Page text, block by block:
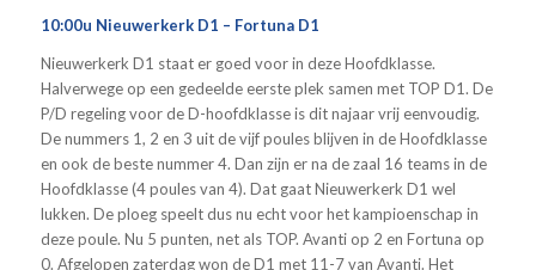
10:00u Nieuwerkerk D1 – Fortuna D1
Nieuwerkerk D1 staat er goed voor in deze Hoofdklasse.
Halverwege op een gedeelde eerste plek samen met TOP D1. De
P/D regeling voor de D-hoofdklasse is dit najaar vrij eenvoudig.
De nummers 1, 2 en 3 uit de vijf poules blijven in de Hoofdklasse
en ook de beste nummer 4. Dan zijn er na de zaal 16 teams in de
Hoofdklasse (4 poules van 4). Dat gaat Nieuwerkerk D1 wel
lukken. De ploeg speelt dus nu echt voor het kampioenschap in
deze poule. Nu 5 punten, net als TOP. Avanti op 2 en Fortuna op
0. Afgelopen zaterdag won de D1 met 11-7 van Avanti. Het